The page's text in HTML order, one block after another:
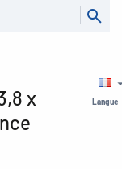
Langue
x